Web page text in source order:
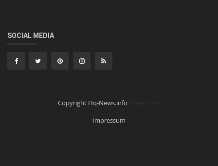
SOCIAL MEDIA
Copyright Hq-News.info
Impressum